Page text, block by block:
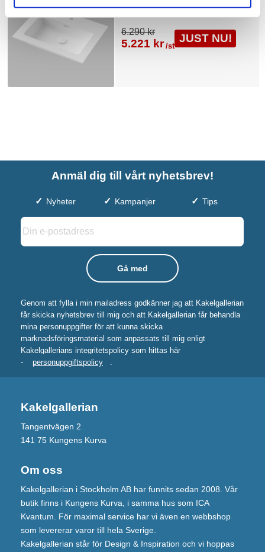
6.290 kr
5.221 kr /st
JUST NU!
Anmäl dig till vårt nyhetsbrev!
Nyheter Kampanjer Tips
Genom att fylla i min mailadress godkänner jag att Kakelgallerian
får skicka nyhetsbrev till mig och att Kakelgallerian får behandla
mina personuppgifter för att kunna skicka
marknadsföringsmaterial som anpassats till mig enligt
Kakelgallerians integritetspolicy som hittas här
-
personuppgiftspolicy .
Kakelgallerian
Tangentvägen 2
141 75 Kungens Kurva
Om oss
Kakelgallerian i Stockholm AB har funnits sedan 2008. Vår
butik finns i Kungens Kurva, i samma hus som ICA
Kvantum. För maximal service har vi även en webbshop
som levererar varor till hela Sverige.
Kakelgallerian står för Design & Inspiration och vi hoppas